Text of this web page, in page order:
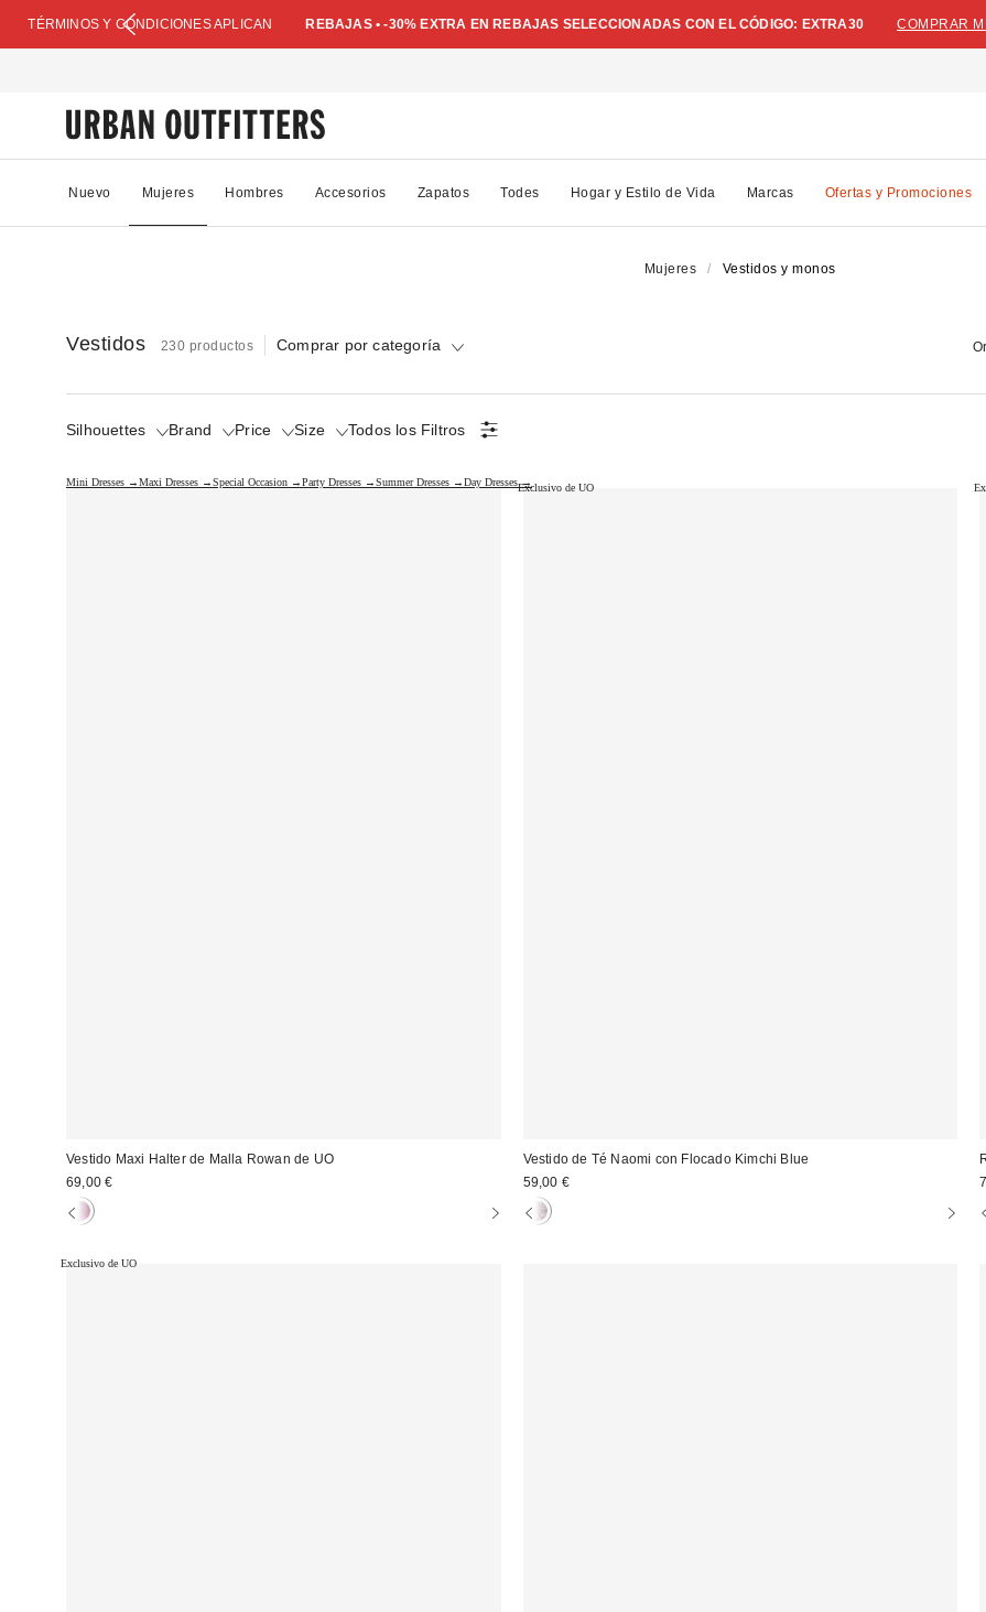
TÉRMINOS Y CONDICIONES APLICAN REBAJAS • -30% EXTRA EN REBAJAS SELECCIONADAS CON EL CÓDIGO: EXTRA30 COMPRAR
Nuevo Mujeres Hombres Accesorios Zapatos Todes Hogar y Estilo de Vida Marcas Ofertas y Promociones
Mujeres Vestidos y monos
Vestidos 230 productos Comprar por categoría
Silhouettes Brand Price Size Todos los Filtros
Mini Dresses →Maxi Dresses →Special Occasion →Party Dresses →Summer Dresses →Day Dresses →
Vestido Maxi Halter de Malla Rowan de UO
69,00 €
Exclusivo de UO
Vestido de Té Naomi con Flocado Kimchi Blue
59,00 €
Exclusivo de UO